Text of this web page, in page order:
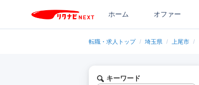
ホーム オファー
転職・求人トップ / 埼玉県 / 上尾市 /
キーワード